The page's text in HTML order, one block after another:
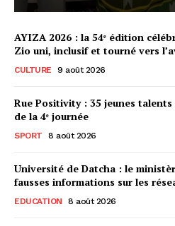
AYIZA 2026 : la 54ᵉ édition
Zio uni, inclusif et tourné vers
CULTURE 9 août 2026
Rue Positivity : 35 jeunes
de la 4ᵉ journée
SPORT 8 août 2026
Université de Datcha : le
fausses informations sur les
EDUCATION 8 août 2026